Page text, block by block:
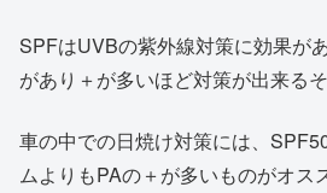
SPFはUVBの紫外線対策に効果が
があり＋が多いほど対策が出来るそ
車の中での日焼け対策には、
ムよりもPAの＋が多いものがオス